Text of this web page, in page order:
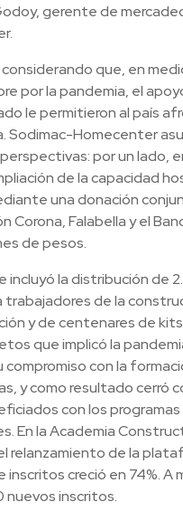
gerente de
que, en
por la pandemia, el
le permitieron al país
Sodimac-Homecenter
por un lado,
de la capacidad
una donación
Corona, Falabella y el
de pesos.
incluyó la distribución de
trabajadores de la
y de centenares de
que implicó la
compromiso con la
y como resultado cerró
con los programas
En la Academia
relanzamiento de la
creció en 74%. A
nuevos inscritos.